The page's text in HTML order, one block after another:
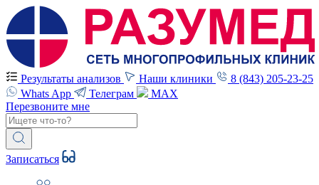
Результаты анализов Наши клиники
8 (843) 205-23-25
Whats App
Телеграм
MAX
Перезвоните мне
Записаться